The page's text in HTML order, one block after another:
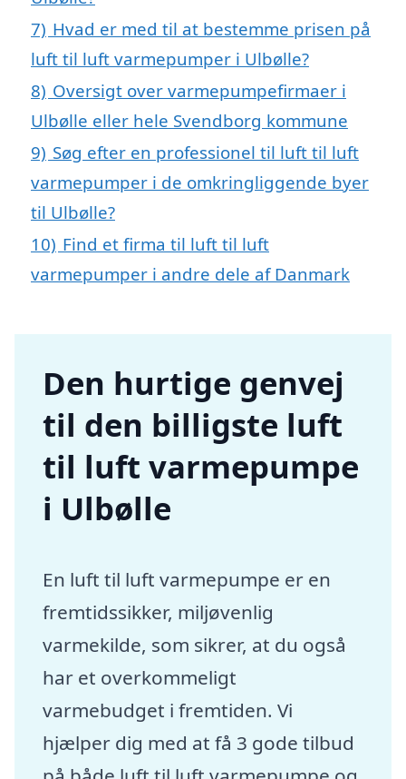
7) Hvad er med til at bestemme prisen på
luft til luft varmepumper i Ulbølle?
8) Oversigt over varmepumpefirmaer i
Ulbølle eller hele Svendborg kommune
9) Søg efter en professionel til luft til luft
varmepumper i de omkringliggende byer
til Ulbølle?
10) Find et firma til luft til luft
varmepumper i andre dele af Danmark
Den hurtige genvej
til den billigste luft
til luft varmepumpe
i Ulbølle
En luft til luft varmepumpe er en
fremtidssikker, miljøvenlig
varmekilde, som sikrer, at du også
har et overkommeligt
varmebudget i fremtiden. Vi
hjælper dig med at få 3 gode tilbud